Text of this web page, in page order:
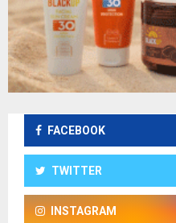
FACEBOOK
TWITTER
INSTAGRAM